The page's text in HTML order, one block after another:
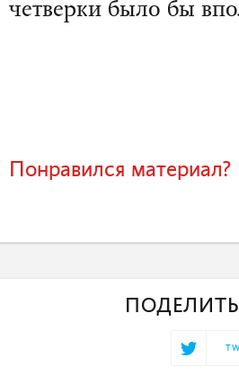
четверки было бы
Понравился